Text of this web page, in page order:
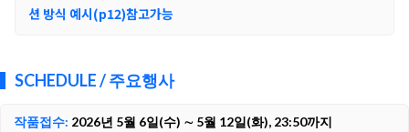
션 방식 예시(p12)참고가능
SCHEDULE / 주요행사
작품접수: 2026년 5월 6일(수) ∼ 5월 12일(화), 23:50까지